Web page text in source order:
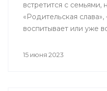
встретится с
«Родительская
воспитывает или уже
15 июня 2023